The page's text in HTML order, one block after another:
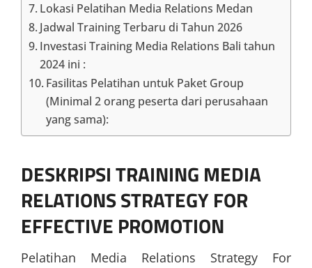
Lokasi Pelatihan Media Relations Medan
Jadwal Training Terbaru di Tahun 2026
Investasi Training Media Relations Bali tahun
2024 ini :
Fasilitas Pelatihan untuk Paket Group
(Minimal 2 orang peserta dari perusahaan
yang sama):
DESKRIPSITRAINING MEDIA
RELATIONS STRATEGY FOR
EFFECTIVE PROMOTION
Pelatihan Media Relations Strategy For